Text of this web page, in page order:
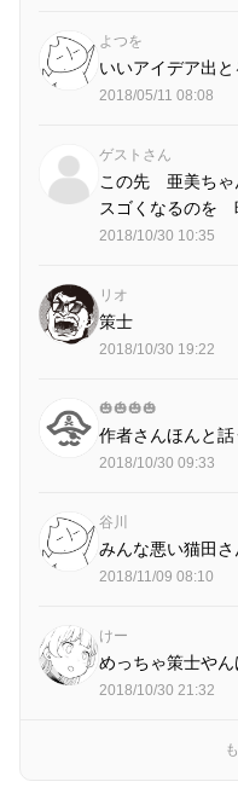
よつを
いいアイデア出
2018/05/11 08:08
ゲストさん
この先 亜美ちゃ
スゴくなるのを
2018/10/30 10:35
リオ
策士
2018/10/30 19:22
🎃🎃🎃🎃
作者さんほんと
2018/10/30 09:33
谷川
みんな悪い猫田
2018/11/09 08:10
けー
めっちゃ策士やん
2018/10/30 21:32